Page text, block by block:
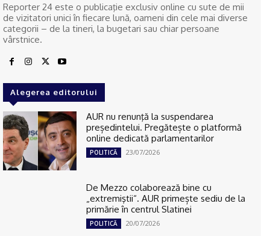
Reporter 24 este o publicaţie exclusiv online cu sute de mii
de vizitatori unici în fiecare lună, oameni din cele mai diverse
categorii – de la tineri, la bugetari sau chiar persoane
vârstnice.
Alegerea editorului
AUR nu renunţă la suspendarea
președintelui. Pregătește o platformă
online dedicată parlamentarilor
POLITICĂ 23/07/2026
De Mezzo colaborează bine cu
„extremiştii“. AUR primește sediu de la
primărie în centrul Slatinei
POLITICĂ 20/07/2026